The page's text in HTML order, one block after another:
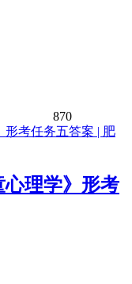
870
心理学》形考